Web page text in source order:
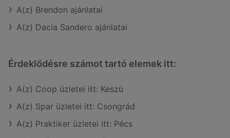
A(z) Brendon ajánlatai
A(z) Dacia Sandero ajánlatai
Érdeklődésre számot tartó elemek itt:
A(z) Coop üzletei itt: Keszü
A(z) Spar üzletei itt: Csongrád
A(z) Praktiker üzletei itt: Pécs